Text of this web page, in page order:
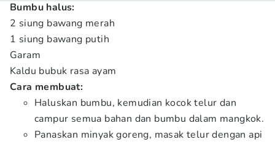
Bumbu halus:
2 siung bawang merah
1 siung bawang putih
Garam
Kaldu bubuk rasa ayam
Cara membuat:
Haluskan bumbu, kemudian kocok telur dan
campur semua bahan dan bumbu dalam mangkok.
Panaskan minyak goreng, masak telur dengan api